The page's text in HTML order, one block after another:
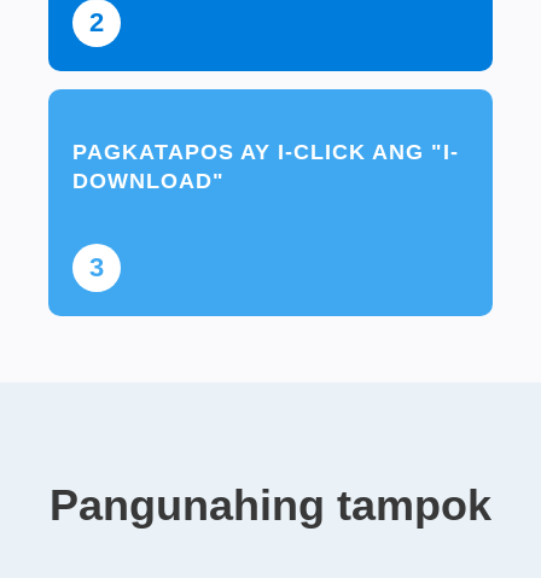
2
3
PAGKATAPOS AY I-CLICK ANG "I-
DOWNLOAD"
Pangunahing tampok